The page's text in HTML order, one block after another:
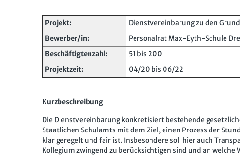
Projekt:
Dienstvereinbarung zu den
Bewerber/in:
Personalrat Max-Eyth-Schule
Beschäftigtenzahl:
51 bis 200
Projektzeit:
04/20 bis 06/22
Kurzbeschreibung
Die Dienstvereinbarung konkretisiert bestehende
Staatlichen Schulamts mit dem Ziel, einen Prozess der
klar geregelt und fair ist. Insbesondere soll hier auch
Kollegium zwingend zu berücksichtigen sind und an